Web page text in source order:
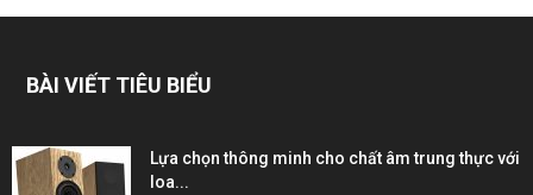
BÀI VIẾT TIÊU BIỂU
Lựa chọn thông minh cho chất âm trung thực với
loa...